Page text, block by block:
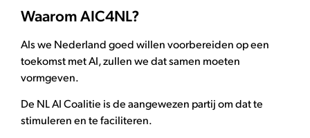
Waarom AIC4NL?
Als we Nederland goed willen voorbereiden op een
toekomst met AI, zullen we dat samen moeten
vormgeven.
De NL AI Coalitie is de aangewezen partij om dat te
stimuleren en te faciliteren.